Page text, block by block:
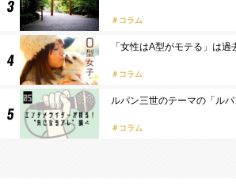
コラム
「女性はA型がモテる」は過
コラム
ルパン三世のテーマの「ル
コラム